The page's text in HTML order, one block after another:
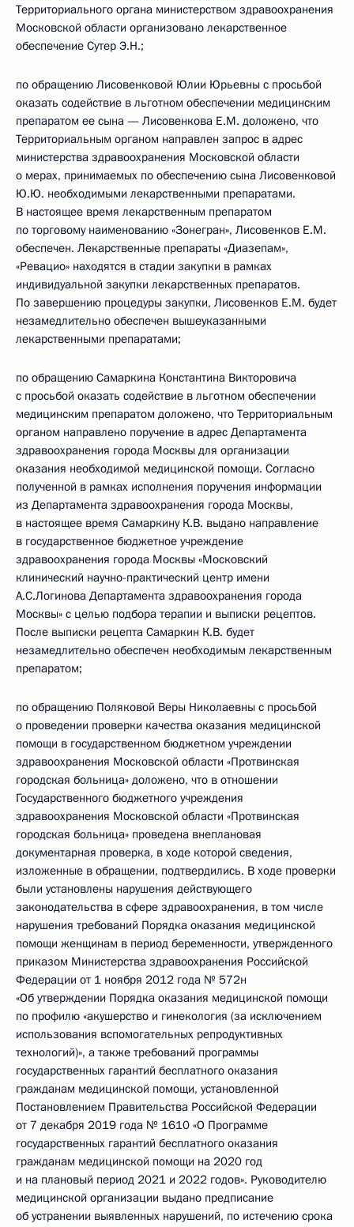
Территориального органа министерством здравоохранения
Московской области организовано лекарственное
обеспечение Сутер Э.Н.;
по обращению Лисовенковой Юлии Юрьевны с просьбой
оказать содействие в льготном обеспечении медицинским
препаратом ее сына — Лисовенкова Е.М. доложено, что
Территориальным органом направлен запрос в адрес
министерства здравоохранения Московской области
о мерах, принимаемых по обеспечению сына Лисовенковой
Ю.Ю. необходимыми лекарственными препаратами.
В настоящее время лекарственным препаратом
по торговому наименованию «Зонегран», Лисовенков Е.М.
обеспечен. Лекарственные препараты «Диазепам»,
«Ревацио» находятся в стадии закупки в рамках
индивидуальной закупки лекарственных препаратов.
По завершению процедуры закупки, Лисовенков Е.М. будет
незамедлительно обеспечен вышеуказанными
лекарственными препаратами;
по обращению Самаркина Константина Викторовича
с просьбой оказать содействие в льготном обеспечении
медицинским препаратом доложено, что Территориальным
органом направлено поручение в адрес Департамента
здравоохранения города Москвы для организации
оказания необходимой медицинской помощи. Согласно
полученной в рамках исполнения поручения информации
из Департамента здравоохранения города Москвы,
в настоящее время Самаркину К.В. выдано направление
в государственное бюджетное учреждение
здравоохранения города Москвы «Московский
клинический научно-практический центр имени
А.С.Логинова Департамента здравоохранения города
Москвы» с целью подбора терапии и выписки рецептов.
После выписки рецепта Самаркин К.В. будет
незамедлительно обеспечен необходимым лекарственным
препаратом;
по обращению Поляковой Веры Николаевны с просьбой
о проведении проверки качества оказания медицинской
помощи в государственном бюджетном учреждении
здравоохранения Московской области «Протвинская
городская больница» доложено, что в отношении
Государственного бюджетного учреждения
здравоохранения Московской области «Протвинская
городская больница» проведена внеплановая
документарная проверка, в ходе которой сведения,
изложенные в обращении, подтвердились. В ходе проверки
были установлены нарушения действующего
законодательства в сфере здравоохранения, в том числе
нарушения требований Порядка оказания медицинской
помощи женщинам в период беременности, утвержденного
приказом Министерства здравоохранения Российской
Федерации от 1 ноября 2012 года № 572н
«Об утверждении Порядка оказания медицинской помощи
по профилю «акушерство и гинекология (за исключением
использования вспомогательных репродуктивных
технологий)», а также требований программы
государственных гарантий бесплатного оказания
гражданам медицинской помощи, установленной
Постановлением Правительства Российской Федерации
от 7 декабря 2019 года № 1610 «О Программе
государственных гарантий бесплатного оказания
гражданам медицинской помощи на 2020 год
и на плановый период 2021 и 2022 годов». Руководителю
медицинской организации выдано предписание
об устранении выявленных нарушений, по истечению срока